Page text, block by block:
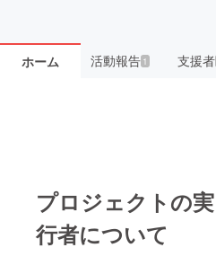
ホーム 活動報告1 支援者
プロジェクトの実
行者について